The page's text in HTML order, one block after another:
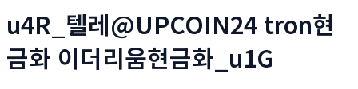
u4R_텔레@UPCOIN24 tron현
금화 이더리움현금화_u1G